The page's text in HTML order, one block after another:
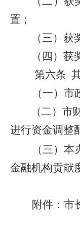
置；
（三）
（四）获
第六条
（一）
（二）
进行资金调整
（三）
金融机构贡献
附件：市